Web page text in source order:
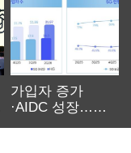
가입자 증가
·AIDC 성장…